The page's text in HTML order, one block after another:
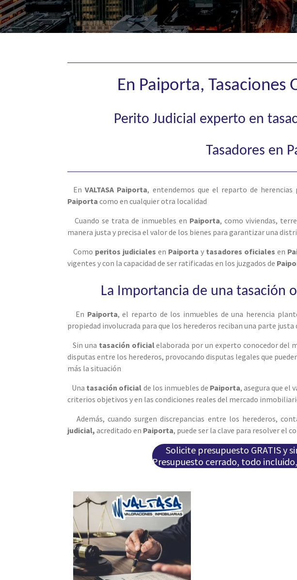
En Paiporta,
Perito Judicial experto en
Tasadores en
EnVALTASA Paiporta, entendemos que el reparto de
Paiporta como en cualquier otra localidad
Cuando se trata de inmuebles en Paiporta, como viviendas,
manera justa y precisa el valor de los bienes para garantizar una
Como peritos judiciales en Paiporta y tasadores oficiales en
vigentes y con la capacidad de ser ratificadas en los juzgados de
La Importancia de una tasación
En Paiporta, el reparto de los inmuebles de una herencia
propiedad involucrada para que los herederos reciban una parte
Sin una tasación oficial elaborada por un experto conocedor del
disputas entre los herederos, provocando disputas legales que
más la situación
Una tasación oficial de los inmuebles de Paiporta, asegura que el
criterios objetivos y en las condiciones reales del mercado
Además, cuando surgen discrepancias entre los herederos,
judicial, acreditado en Paiporta, puede ser la clave para resolver el
Solicite presupuesto GRATIS y
Presupuesto cerrado, todo